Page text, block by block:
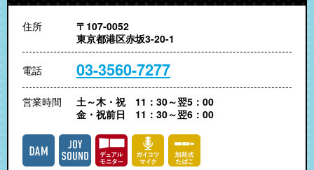
住所
〒107-0052
東京都港区赤坂3-20-1
電話 03-3560-7277
営業時間
土～木・祝 11：30～翌5：00
金・祝前日 11：30～翌6：00